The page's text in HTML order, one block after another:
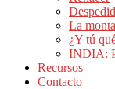
La
¿Y tú
INDIA:
Recursos
Contacto